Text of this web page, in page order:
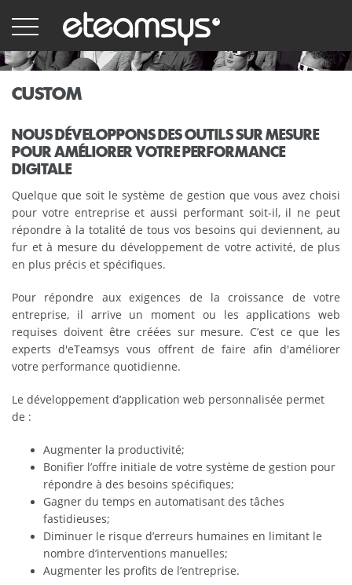
au
principal
CUSTOM
NOUS DÉVELOPPONS DES OUTILS SUR MESURE
POUR AMÉLIORER VOTRE PERFORMANCE
DIGITALE
Quelque que soit le système de gestion que vous avez choisi
pour votre entreprise et aussi performant soit-il, il ne peut
répondre à la totalité de tous vos besoins qui deviennent, au
fur et à mesure du développement de votre activité, de plus
en plus précis et spécifiques.
Pour répondre aux exigences de la croissance de votre
entreprise, il arrive un moment ou les applications web
requises doivent être créées sur mesure. C’est ce que les
experts d'eTeamsys vous offrent de faire afin d'améliorer
votre performance quotidienne.
Le développement d’application web personnalisée permet
de :
Augmenter la productivité;
Bonifier l’offre initiale de votre système de gestion pour
répondre à des besoins spécifiques;
Gagner du temps en automatisant des tâches
fastidieuses;
Diminuer le risque d’erreurs humaines en limitant le
nombre d’interventions manuelles;
Augmenter les profits de l’entreprise.